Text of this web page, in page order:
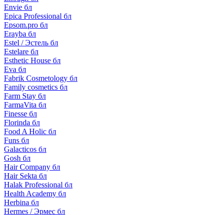
Envie бл
Epica Professional бл
Epsom.pro бл
Erayba бл
Estel / Эстель бл
Estelare бл
Esthetic House бл
Eva бл
Fabrik Cosmetology бл
Family cosmetics бл
Farm Stay бл
FarmaVita бл
Finesse бл
Florinda бл
Food A Holic бл
Funs бл
Galacticos бл
Gosh бл
Hair Company бл
Hair Sekta бл
Halak Professional бл
Health Academy бл
Herbina бл
Hermes / Эрмес бл